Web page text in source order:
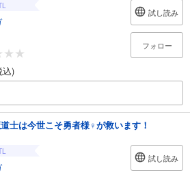
込)
試し読み
フォロー
士は今世こそ勇者様♀が救います！
試し読み